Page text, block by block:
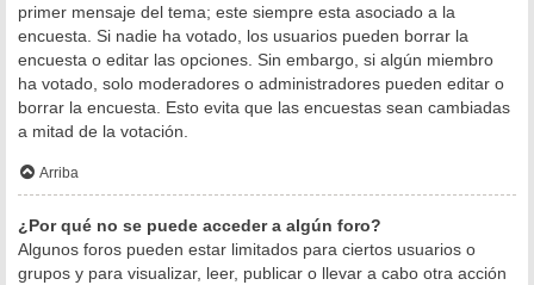
primer mensaje del tema; este siempre esta asociado a la
encuesta. Si nadie ha votado, los usuarios pueden borrar la
encuesta o editar las opciones. Sin embargo, si algún miembro
ha votado, solo moderadores o administradores pueden editar o
borrar la encuesta. Esto evita que las encuestas sean cambiadas
a mitad de la votación.
Arriba
¿Por qué no se puede acceder a algún foro?
Algunos foros pueden estar limitados para ciertos usuarios o
grupos y para visualizar, leer, publicar o llevar a cabo otra acción